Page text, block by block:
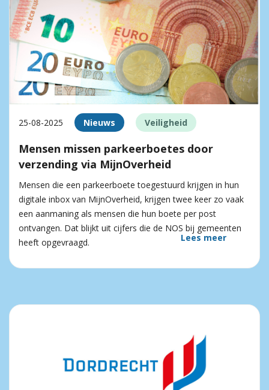
25-08-2025 Nieuws Veiligheid
Mensen missen parkeerboetes door
verzending via MijnOverheid
Mensen die een parkeerboete toegestuurd krijgen in hun
digitale inbox van MijnOverheid, krijgen twee keer zo vaak
een aanmaning als mensen die hun boete per post
ontvangen. Dat blijkt uit cijfers die de NOS bij gemeenten
heeft opgevraagd.
Lees meer